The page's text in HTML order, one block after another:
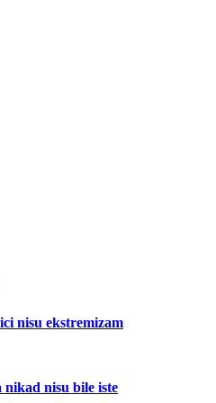
nisu ekstremizam
nisu bile iste